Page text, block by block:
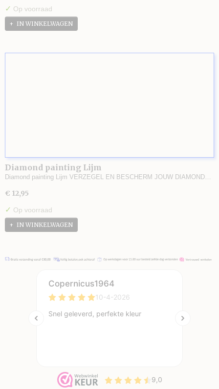
✓ Op voorraad
IN WINKELWAGEN
Diamond painting Lijm
Diamond painting Lijm VERZEGEL EN BESCHERM JOUW DIAMOND…
€ 12,95
✓ Op voorraad
IN WINKELWAGEN